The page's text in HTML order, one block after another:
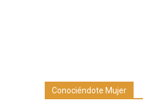
Conociéndote Mujer